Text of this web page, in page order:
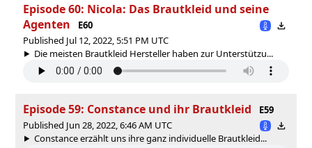
Episode 60: Nicola: Das Brautkleid und seine
Agenten
E60
Published Jul 12, 2022, 5:51 PM UTC
Die meisten Brautkleid Hersteller haben zur Unterstützu...
Episode 59: Constance und ihr Brautkleid
E59
Published Jun 28, 2022, 6:46 AM UTC
Constance erzählt uns ihre ganz individuelle Brautkleid...